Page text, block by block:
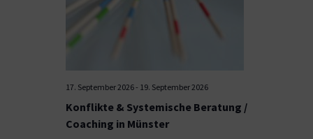
17. September 2026- 19. September 2026
Konflikte & Systemische Beratung /
Coaching in Münster